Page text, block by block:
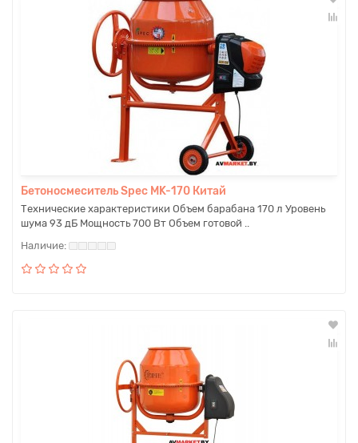
Бетоносмеситель Spec MK-170 Китай
Технические характеристики Объем барабана 170 л Уровень
шума 93 дБ Мощность 700 Вт Объем готовой ..